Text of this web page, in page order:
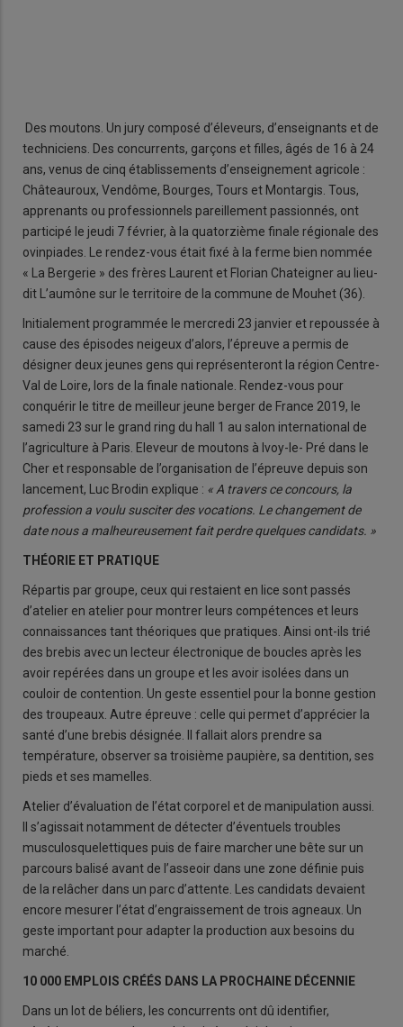
Des moutons. Un jury composé d’éleveurs, d’enseignants et de
techniciens. Des concurrents, garçons et filles, âgés de 16 à 24
ans, venus de cinq établissements d’enseignement agricole :
Châteauroux, Vendôme, Bourges, Tours et Montargis. Tous,
apprenants ou professionnels pareillement passionnés, ont
participé le jeudi 7 février, à la quatorzième finale régionale des
ovinpiades. Le rendez-vous était fixé à la ferme bien nommée
« La Bergerie » des frères Laurent et Florian Chateigner au lieu-
dit L’aumône sur le territoire de la commune de Mouhet (36).
Initialement programmée le mercredi 23 janvier et repoussée à
cause des épisodes neigeux d’alors, l’épreuve a permis de
désigner deux jeunes gens qui représenteront la région Centre-
Val de Loire, lors de la finale nationale. Rendez-vous pour
conquérir le titre de meilleur jeune berger de France 2019, le
samedi 23 sur le grand ring du hall 1 au salon international de
l’agriculture à Paris. Eleveur de moutons à Ivoy-le- Pré dans le
Cher et responsable de l’organisation de l’épreuve depuis son
lancement, Luc Brodin explique : « A travers ce concours, la
profession a voulu susciter des vocations. Le changement de
date nous a malheureusement fait perdre quelques candidats. »
THÉORIE ET PRATIQUE
Répartis par groupe, ceux qui restaient en lice sont passés
d’atelier en atelier pour montrer leurs compétences et leurs
connaissances tant théoriques que pratiques. Ainsi ont-ils trié
des brebis avec un lecteur électronique de boucles après les
avoir repérées dans un groupe et les avoir isolées dans un
couloir de contention. Un geste essentiel pour la bonne gestion
des troupeaux. Autre épreuve : celle qui permet d’apprécier la
santé d’une brebis désignée. Il fallait alors prendre sa
température, observer sa troisième paupière, sa dentition, ses
pieds et ses mamelles.
Atelier d’évaluation de l’état corporel et de manipulation aussi.
Il s’agissait notamment de détecter d’éventuels troubles
musculosquelettiques puis de faire marcher une bête sur un
parcours balisé avant de l’asseoir dans une zone définie puis
de la relâcher dans un parc d’attente. Les candidats devaient
encore mesurer l’état d’engraissement de trois agneaux. Un
geste important pour adapter la production aux besoins du
marché.
10 000 EMPLOIS CRÉÉS DANS LA PROCHAINE DÉCENNIE
Dans un lot de béliers, les concurrents ont dû identifier,